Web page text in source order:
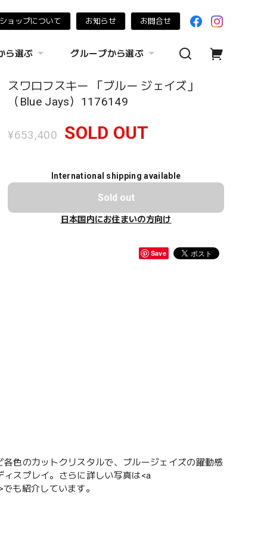
ョップについて お知らせ お問合せ
ら選ぶ グループから選ぶ
スワロフスキー 「ブルー ジェイズ」
（Blue Jays）1176149
¥653,400 SOLD OUT
International shipping available
Sold out
日本国内にお住まいの方向け
Save
色のカットクリスタルで、ブルージェイズの躍動感
スプレイ。さらに詳しい写真は<a
も紹介しています。